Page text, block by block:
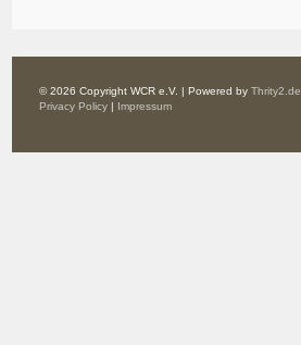
© 2026 Copyright WCR e.V. | Powered byThrity2.de
Privacy Policy | Impressum